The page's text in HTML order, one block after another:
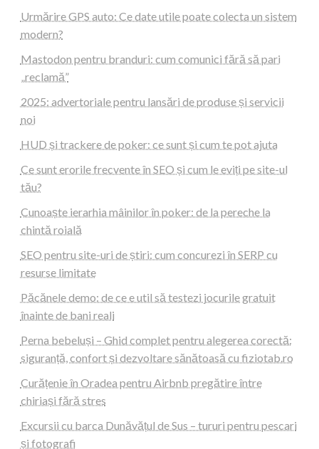
Urmărire GPS auto: Ce date utile poate colecta un sistem
modern?
Mastodon pentru branduri: cum comunici fără să pari
„reclamă”
2025: advertoriale pentru lansări de produse și servicii
noi
HUD și trackere de poker: ce sunt și cum te pot ajuta
Ce sunt erorile frecvente în SEO și cum le eviți pe site-ul
tău?
Cunoaște ierarhia mâinilor în poker: de la pereche la
chintă roială
SEO pentru site-uri de știri: cum concurezi în SERP cu
resurse limitate
Păcănele demo: de ce e util să testezi jocurile gratuit
înainte de bani reali
Perna bebeluși – Ghid complet pentru alegerea corectă:
siguranță, confort și dezvoltare sănătoasă cu fiziotab.ro
Curățenie în Oradea pentru Airbnb pregătire între
chiriași fără stres
Excursii cu barca Dunăvățul de Sus – tururi pentru pescari
și fotografi